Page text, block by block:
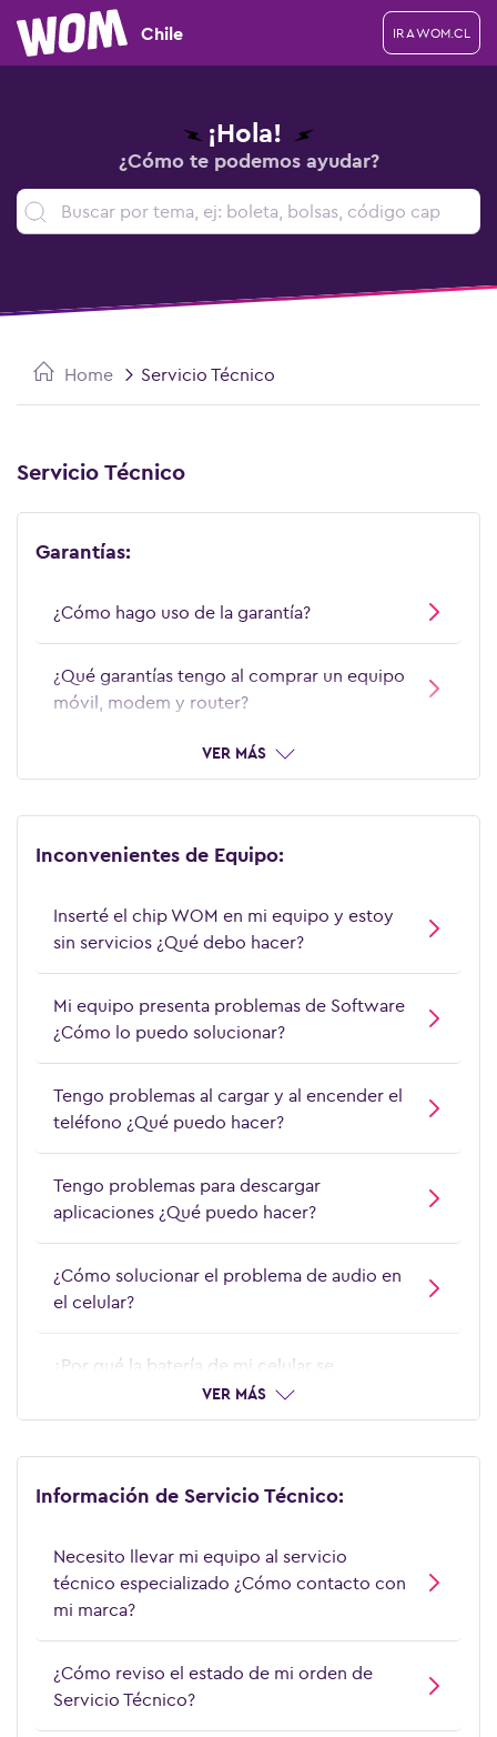
Chile IR A WOM.CL
¡Hola!
¿Cómo te podemos ayudar?
Home Servicio Técnico
Servicio Técnico
Garantías:
¿Cómo hago uso de la garantía?
¿Qué garantías tengo al comprar un equipo
móvil, modem y router?
VER MÁS
Inconvenientes de Equipo:
Inserté el chip WOM en mi equipo y estoy
sin servicios ¿Qué debo hacer?
Mi equipo presenta problemas de Software
¿Cómo lo puedo solucionar?
Tengo problemas al cargar y al encender el
teléfono ¿Qué puedo hacer?
Tengo problemas para descargar
aplicaciones ¿Qué puedo hacer?
¿Cómo solucionar el problema de audio en
el celular?
¿Por qué la batería de mi celular se
¿Por qué mi celular no reconoce el Chip o
SIM?
¿Por qué mi equipo está lento?
¿Qué hago si mi equipo se sobrecalienta?
VER MÁS
Información de Servicio Técnico:
Necesito llevar mi equipo al servicio
técnico especializado ¿Cómo contacto con
mi marca?
¿Cómo reviso el estado de mi orden de
Servicio Técnico?